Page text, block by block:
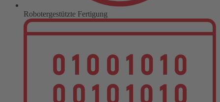
Robotergestützte Fertigung